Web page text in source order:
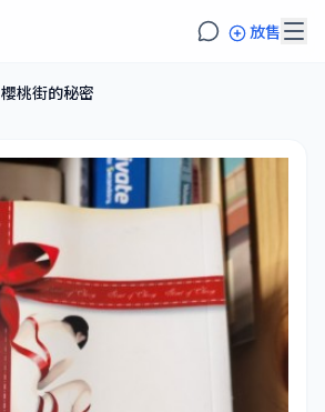
放售
櫻桃街的秘密